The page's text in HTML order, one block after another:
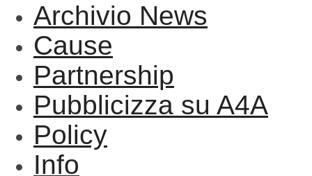
Archivio News
Cause
Partnership
Pubblicizza su A4A
Policy
Info